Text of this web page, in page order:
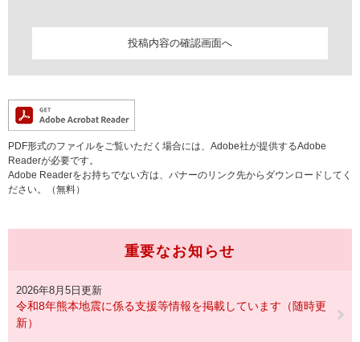
PDF形式のファイルをご覧いただく場合には、Adobe社が提供するAdobe
Readerが必要です。
Adobe Readerをお持ちでない方は、バナーのリンク先からダウンロードしてく
ださい。（無料）
重要なお知らせ
2026年8月5日更新
令和8年熊本地震に係る支援等情報を掲載しています（随時更
新）